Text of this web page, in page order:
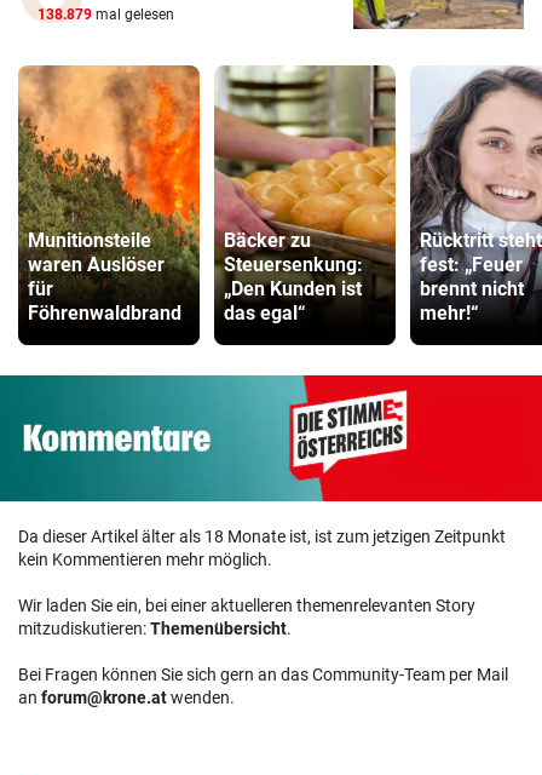
138.879 mal gelesen
Munitionsteile
waren Auslöser
für
Föhrenwaldbrand
Bäcker zu
Steuersenkung:
„Den Kunden ist
das egal“
Rücktritt steht
fest: „Feuer
brennt nicht
mehr!“
Da dieser Artikel älter als 18 Monate ist, ist zum jetzigen Zeitpunkt
kein Kommentieren mehr möglich.
Wir laden Sie ein, bei einer aktuelleren themenrelevanten Story
mitzudiskutieren:Themenübersicht.
Bei Fragen können Sie sich gern an das Community-Team per Mail
an forum@krone.atwenden.